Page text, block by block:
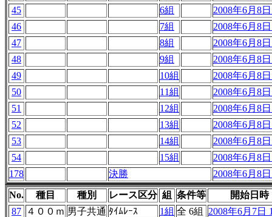
45
6組
2008年6月8
46
7組
2008年6月8
47
8組
2008年6月8
48
9組
2008年6月8
49
10組
2008年6月8
50
11組
2008年6月8
51
12組
2008年6月8
52
13組
2008年6月8
53
14組
2008年6月8
54
15組
2008年6月8
178
決勝 2008年6月8
No. 種目 種別 レース区分 組 条件等
開始日時
87
４００ｍ 男子共通 ﾀｲﾑﾚｰｽ 1組 全 6組
2008年6月7日